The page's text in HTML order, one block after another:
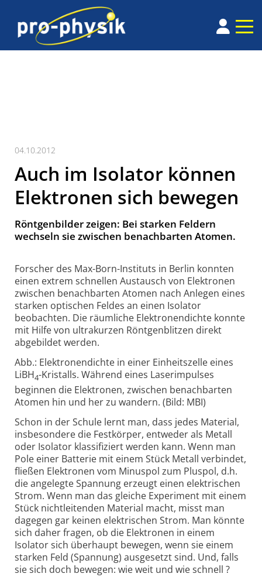
04.10.2012
Auch im Isolator können
Elektronen sich bewegen
Röntgenbilder zeigen: Bei starken Feldern
wechseln sie zwischen benachbarten Atomen.
Forscher des Max-Born-Instituts in Berlin konnten
einen extrem schnellen Austausch von Elektronen
zwischen benachbarten Atomen nach Anlegen eines
starken optischen Feldes an einen Isolator
beobachten. Die räumliche Elektronendichte konnte
mit Hilfe von ultrakurzen Röntgenblitzen direkt
abgebildet werden.
Abb.: Elektronendichte in einer Einheitszelle eines
LiBH4-Kristalls. Während eines Laserimpulses
beginnen die Elektronen, zwischen benachbarten
Atomen hin und her zu wandern. (Bild: MBI)
Schon in der Schule lernt man, dass jedes Material,
insbesondere die Festkörper, entweder als Metall
oder Isolator klassifiziert werden kann. Wenn man
Pole einer Batterie mit einem Stück Metall verbindet,
fließen Elektronen vom Minuspol zum Pluspol, d.h.
die angelegte Spannung erzeugt einen elektrischen
Strom. Wenn man das gleiche Experiment mit einem
Stück nichtleitenden Material macht, misst man
dagegen gar keinen elektrischen Strom. Man könnte
sich daher fragen, ob die Elektronen in einem
Isolator sich überhaupt bewegen, wenn sie einem
starken Feld (Spannung) ausgesetzt sind. Und, falls
sie sich doch bewegen: wie weit und wie schnell ?